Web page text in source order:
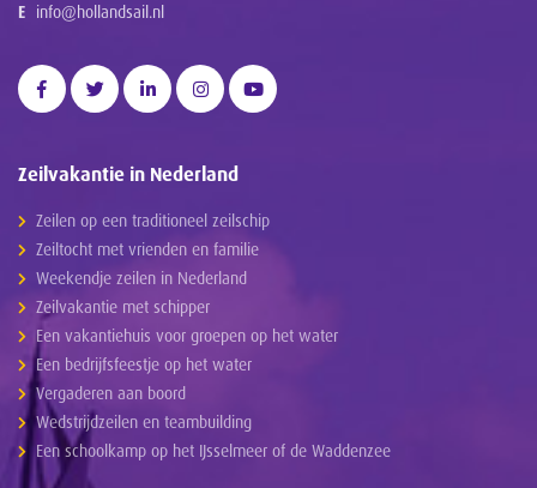
E info@hollandsail.nl
Zeilvakantie in Nederland
Zeilen op een traditioneel zeilschip
Zeiltocht met vrienden en familie
Weekendje zeilen in Nederland
Zeilvakantie met schipper
Een vakantiehuis voor groepen op het water
Een bedrijfsfeestje op het water
Vergaderen aan boord
Wedstrijdzeilen en teambuilding
Een schoolkamp op het IJsselmeer of de Waddenzee